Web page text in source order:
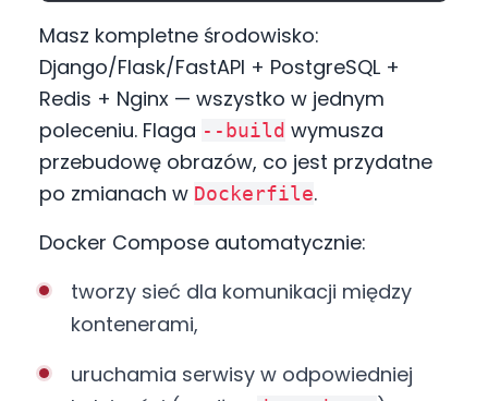
Masz kompletne środowisko:
Django/Flask/FastAPI + PostgreSQL +
Redis + Nginx — wszystko w jednym
poleceniu. Flaga --build wymusza
przebudowę obrazów, co jest przydatne
po zmianach w Dockerfile.
Docker Compose automatycznie:
tworzy sieć dla komunikacji między
kontenerami,
uruchamia serwisy w odpowiedniej